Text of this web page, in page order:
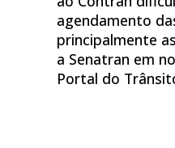
agendamento
principalmente
a Senatran em
Portal do